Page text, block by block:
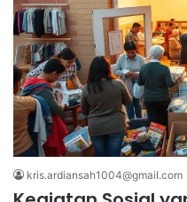
kris.ardiansah1004@gmail.com